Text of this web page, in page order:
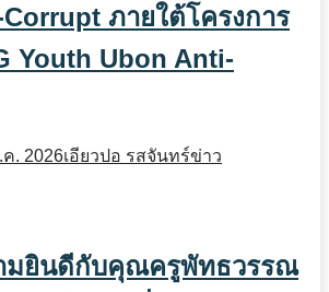
ภายใต้โครงการ
Youth Ubon Anti-
ค. 2026เอียวปอ รสจันทร์ข่าว
มยินดีกับคุณครูพัทธวรรณ